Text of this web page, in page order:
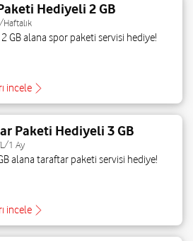
Hediyeli 2 GB
2 GB alana spor paketi servisi hediye!
incele
Paketi Hediyeli 3 GB
1 Ay
alana taraftar paketi servisi hediye!
incele